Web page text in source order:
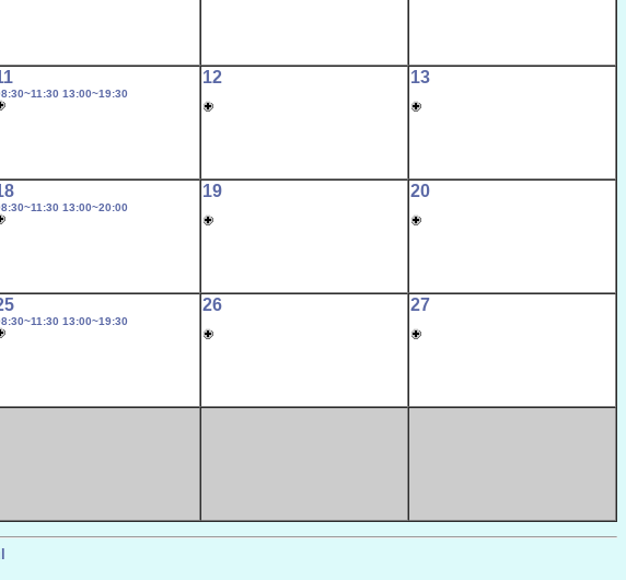
13:00~19:30
12 13
13:00~20:00
19 20
13:00~19:30
26 27